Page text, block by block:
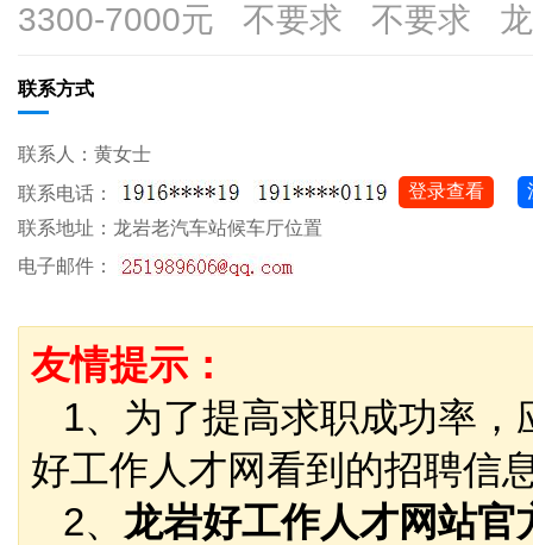
3300-7000元 不要求 不要求 龙
联系方式
联系人：黄女士
联系电话：
登录查看
联系地址：龙岩老汽车站候车厅位置
电子邮件：
友情提示：
1、为了提高求职成功率，
好工作人才网看到的招聘信
2、 龙岩好工作人才网站